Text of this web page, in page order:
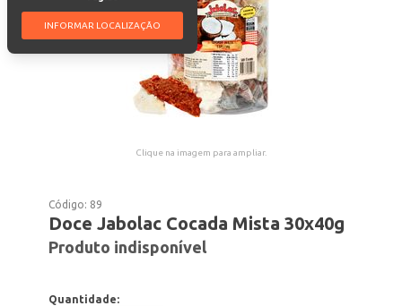
INFORMAR LOCALIZAÇÃO
Clique na imagem para ampliar.
Código: 89
Doce Jabolac Cocada Mista 30x40g
Produto indisponível
Quantidade: